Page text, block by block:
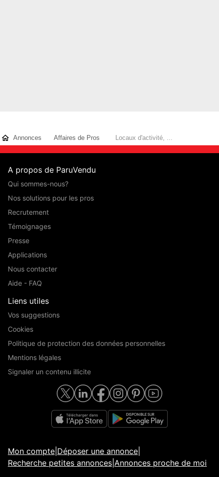
Annonces Affaires de Pros Locaux d'activité, ...
A propos de ParuVendu
Qui sommes-nous?
Nos solutions pour les pros
Recrutement
Témoignages
Presse
Applications
Nous contacter
Aide - FAQ
Liens utiles
Vos suggestions
Cookies
Politique de protection des données personnelles
Mentions légales
Signaler un contenu illicite
Mon compte Déposer une annonce
Recherche petites annonces Annonces proche de moi